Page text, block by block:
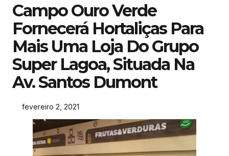
Campo Ouro Verde
Fornecerá Hortaliças Para
Mais Uma Loja Do Grupo
Super Lagoa, Situada Na
Av. Santos Dumont
fevereiro 2, 2021